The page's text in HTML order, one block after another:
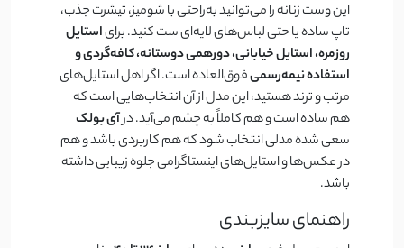
این وست زنانه را می‌توانید به‌راحتی با شومیز، تیشرت جذب،
تاپ ساده یا حتی لباس‌های لایه‌ای ست کنید. برایاستایل
روزمره، استایل خیابانی، دورهمی دوستانه، کافه‌گردی و
استفاده نیمه‌رسمیفوق‌العاده است. اگر اهل استایل‌های
مرتب و ترند هستید، این مدل از آن انتخاب‌هایی است که
هم ساده است و هم کاملاً به چشم می‌آید. درآی بولک
سعی شده مدلی انتخاب شود که هم کاربردی باشد و هم
در عکس‌ها و استایل‌های اینستاگرامی جلوه زیبایی داشته
باشد.
راهنمای سایزبندی